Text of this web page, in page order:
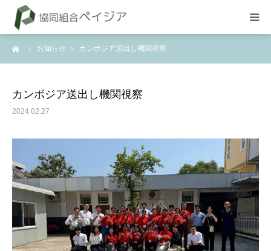
お知らせ カンボジア送出し機関視察
カンボジア送出し機関視察
2024.02.27
組合概要
試験
採用情報